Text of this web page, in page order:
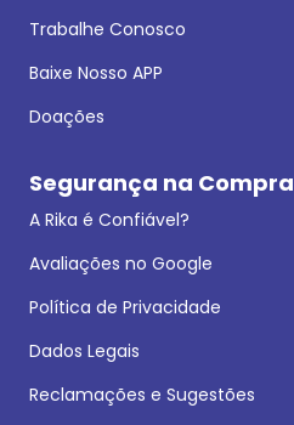
Trabalhe Conosco
Baixe Nosso APP
Doações
Segurança na Compra
A Rika é Confiável?
Avaliações no Google
Política de Privacidade
Dados Legais
Reclamações e Sugestões